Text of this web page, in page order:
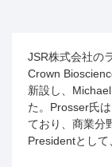
JSR株式会社の
Crown
新設し、
た。 Prosser氏は
ており、商業分
Presidentとして